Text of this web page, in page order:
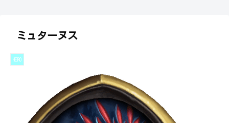
ミュターヌス
HERO